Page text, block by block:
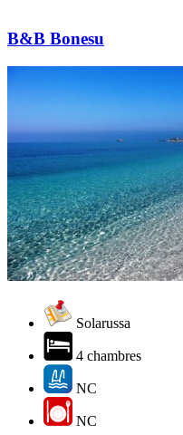
B&B Bonesu
Solarussa
4 chambres
NC
NC